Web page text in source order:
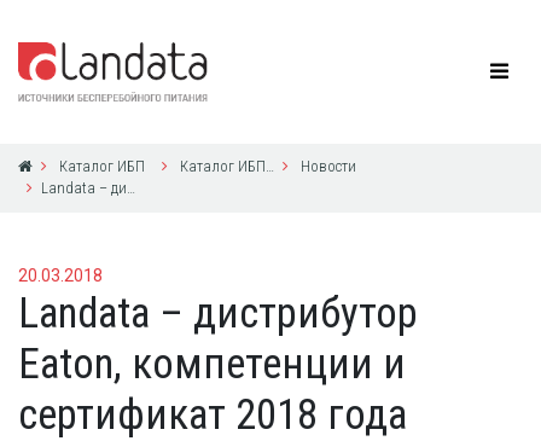
Каталог ИБП Каталог ИБП Eaton Powerware
Новости
Landata – дистрибутор Eaton, компетенции и сертификат 2018 года
20.03.2018
Landata – дистрибутор
Eaton, компетенции и
сертификат 2018 года